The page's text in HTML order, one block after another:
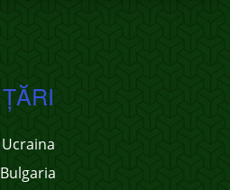
ŢĂRI
Ucraina
Bulgaria